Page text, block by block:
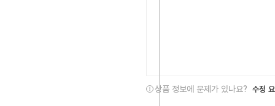
상품 정보에 문제가 있나요? 수정